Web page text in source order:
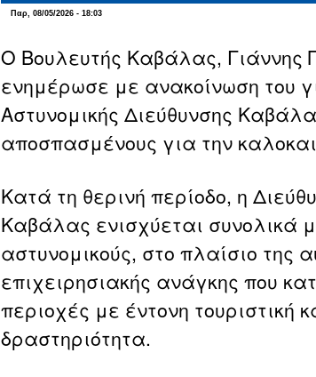
Παρ, 08/05/2026 - 18:03
Ο Βουλευτής Καβάλας, Γιάννης
ενημέρωσε με ανακοίνωση του
Αστυνομικής Διεύθυνσης
αποσπασμένους για την
Κατά τη θερινή περίοδο, η
Καβάλας ενισχύεται συνολικά
αστυνομικούς, στο πλαίσιο της
επιχειρησιακής ανάγκης που
περιοχές με έντονη τουριστική
δραστηριότητα.